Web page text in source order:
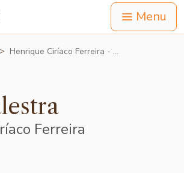
Menu
Henrique Ciríaco Ferreira - …
Ferreira